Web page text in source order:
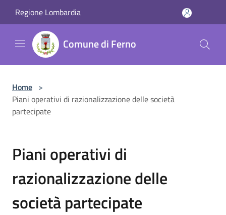
Regione Lombardia
Comune di Ferno
Home >
Piani operativi di razionalizzazione delle società
partecipate
Piani operativi di
razionalizzazione delle
società partecipate